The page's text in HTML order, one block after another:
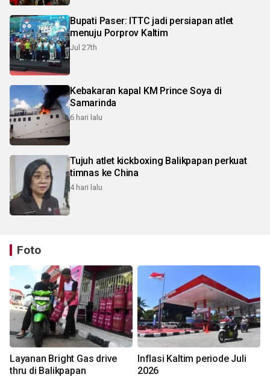
Bupati Paser: ITTC jadi persiapan atlet
menuju Porprov Kaltim
Jul 27th
Kebakaran kapal KM Prince Soya di
Samarinda
6 hari lalu
Tujuh atlet kickboxing Balikpapan perkuat
timnas ke China
4 hari lalu
Foto
Layanan Bright Gas drive
thru di Balikpapan
Inflasi Kaltim periode Juli
2026